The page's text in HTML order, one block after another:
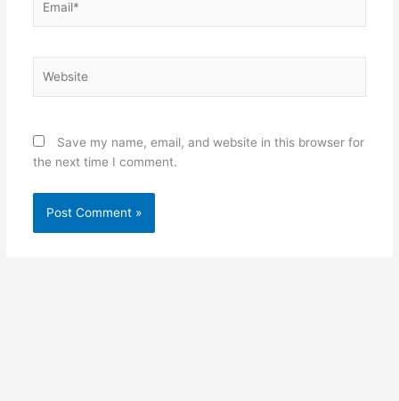
Save my name, email, and website in this browser for
the next time I comment.